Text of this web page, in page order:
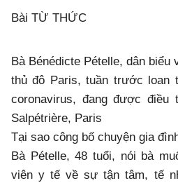
Bài TỪ THỨC
Bà Bénédicte Pételle, dân biểu
thủ đô Paris, tuần trước loan
coronavirus, đang được
Salpétrière, Paris
Tại sao công bố chuyện gia
Bà Pételle, 48 tuổi, nói bà
viên y tế về sự tận tâm, tế